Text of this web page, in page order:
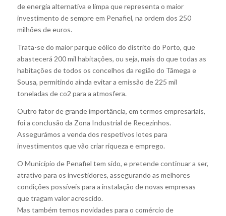
de energia alternativa e limpa que representa o maior
investimento de sempre em Penafiel, na ordem dos 250
milhões de euros.
Trata-se do maior parque eólico do distrito do Porto, que
abastecerá 200 mil habitações, ou seja, mais do que todas as
habitações de todos os concelhos da região do Tâmega e
Sousa, permitindo ainda evitar a emissão de 225 mil
toneladas de co2 para a atmosfera.
Outro fator de grande importância, em termos empresariais,
foi a conclusão da Zona Industrial de Recezinhos.
Assegurámos a venda dos respetivos lotes para
investimentos que vão criar riqueza e emprego.
O Município de Penafiel tem sido, e pretende continuar a ser,
atrativo para os investidores, assegurando as melhores
condições possíveis para a instalação de novas empresas
que tragam valor acrescido.
Mas também temos novidades para o comércio de